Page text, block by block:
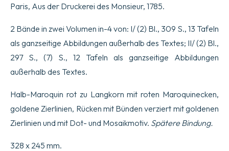
Paris, Aus der Druckerei des Monsieur, 1785.
2 Bände in zwei Volumen in-4 von: I/ (2) Bl., 309 S., 13 Tafeln
als ganzseitige Abbildungen außerhalb des Textes; II/ (2) Bl.,
297 S., (7) S., 12 Tafeln als ganzseitige Abbildungen
außerhalb des Textes.
Halb-Maroquin rot zu Langkorn mit roten Maroquinecken,
goldene Zierlinien, Rücken mit Bünden verziert mit goldenen
Zierlinien und mit Dot- und Mosaikmotiv. Spätere Bindung.
328 x 245 mm.